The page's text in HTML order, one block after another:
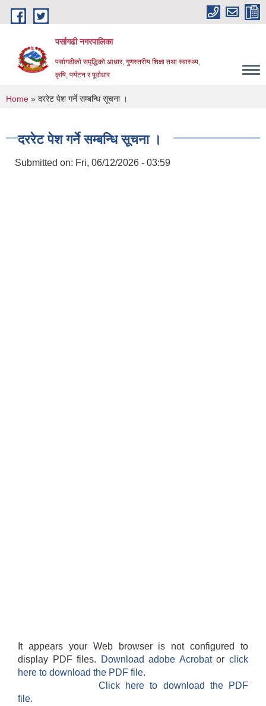
Skip to main content
पर्सागढी नगरपालिका
पर्सागढीको समृद्धिको आधार, गुणस्तरीय शिक्षा तथा स्वास्थ्य,
कृषि, पर्यटन र पूर्वाधार
You are here
Home » दररेट पेश गर्ने सम्बन्धि सूचना ।
दररेट पेश गर्ने सम्बन्धि सूचना ।
Submitted on: Fri, 06/12/2026 - 03:59
It appears your Web browser is not configured to
display PDF files.
Download adobe Acrobatorclick
here to download the PDF file.
Click here to download the PDF
file.